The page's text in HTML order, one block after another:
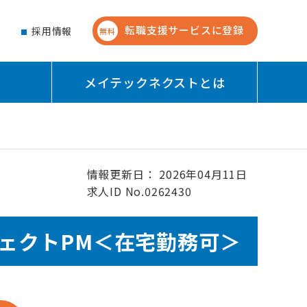
採用情報 無料 転職支援サービスに登録
メイテックネクストとは
情報更新日： 2026年04月11日
求人ID No.0262430
トPM＜在宅勤務可＞